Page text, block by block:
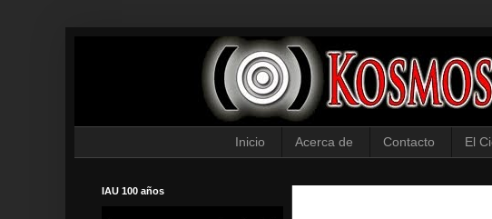
Inicio Acerca de Contacto El
IAU 100 años